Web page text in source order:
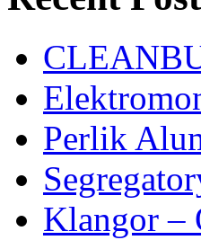
Perlik
Klangor –